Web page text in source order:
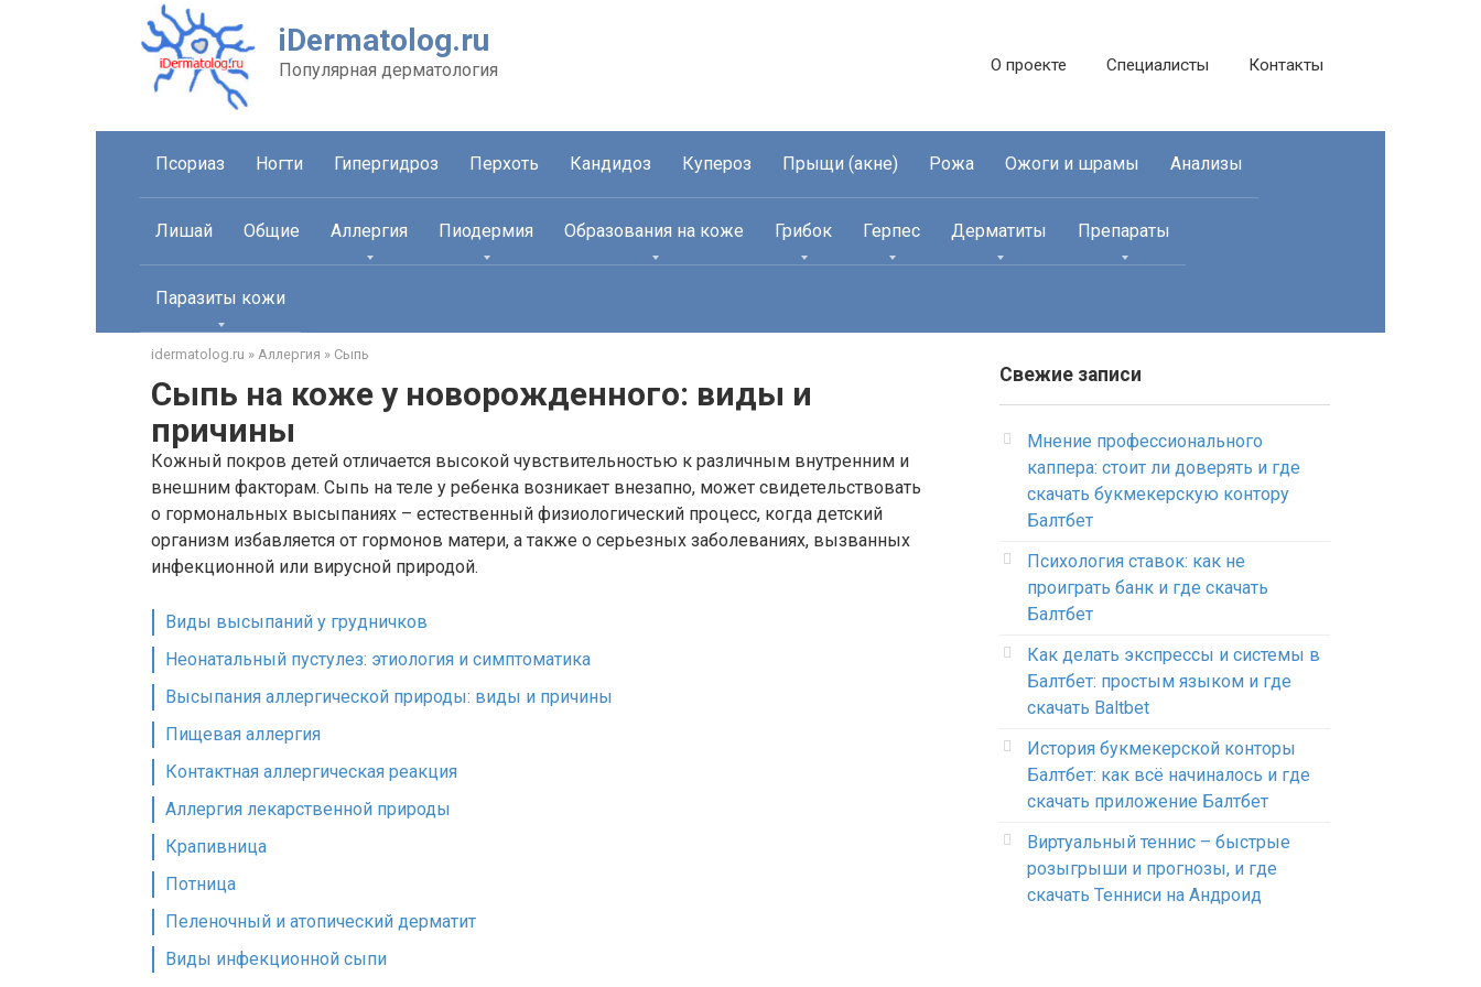
iDermatolog.ru
Популярная дерматология О проекте Специалисты Контакты
Псориаз Ногти Гипергидроз Перхоть Кандидоз Купероз Прыщи (акне) Рожа Ожоги и шрамы Анализы
Лишай Общие Аллергия Пиодермия Образования на коже Грибок Герпес Дерматиты Препараты
Паразиты кожи
idermatolog.ru » Аллергия » Сыпь
Сыпь на коже у новорожденного: виды и
причины
Кожный покров детей отличается высокой чувствительностью к различным внутренним и
внешним факторам. Сыпь на теле у ребенка возникает внезапно, может свидетельствовать
о гормональных высыпаниях – естественный физиологический процесс, когда детский
организм избавляется от гормонов матери, а также о серьезных заболеваниях, вызванных
инфекционной или вирусной природой.
Виды высыпаний у грудничков
Неонатальный пустулез: этиология и симптоматика
Высыпания аллергической природы: виды и причины
Пищевая аллергия
Контактная аллергическая реакция
Аллергия лекарственной природы
Крапивница
Потница
Пеленочный и атопический дерматит
Виды инфекционной сыпи
Свежие записи
Мнение профессионального
каппера: стоит ли доверять и где
скачать букмекерскую контору
Балтбет
Психология ставок: как не
проиграть банк и где скачать
Балтбет
Как делать экспрессы и системы в
Балтбет: простым языком и где
скачать Baltbet
История букмекерской конторы
Балтбет: как всё начиналось и где
скачать приложение Балтбет
Виртуальный теннис – быстрые
розыгрыши и прогнозы, и где
скачать Тенниси на Андроид